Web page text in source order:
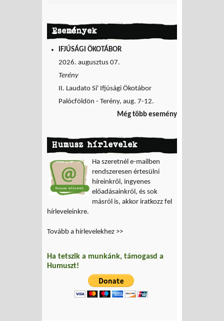
Események
IFJÚSÁGI ÖKOTÁBOR
2026. augusztus 07.
Terény
II. Laudato Si' Ifjúsági Ökotábor
Palócföldön - Terény, aug. 7-12.
Még több esemény
Humusz hírlevelek
Ha szeretnél e-mailben
rendszeresen értesülni
híreinkről, ingyenes
előadásainkról, és sok
másról is, akkor iratkozz fel
hírleveleinkre.
Tovább a hírlevelekhez >>
Ha tetszik a munkánk, támogasd a
Humuszt!